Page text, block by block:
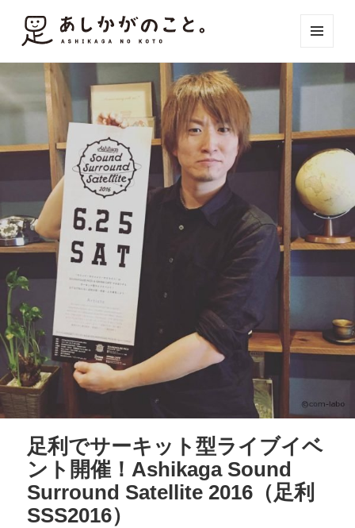
足利でサーキット型ライブイベ
ント開催！Ashikaga Sound
Surround Satellite 2016（足利
SSS2016）